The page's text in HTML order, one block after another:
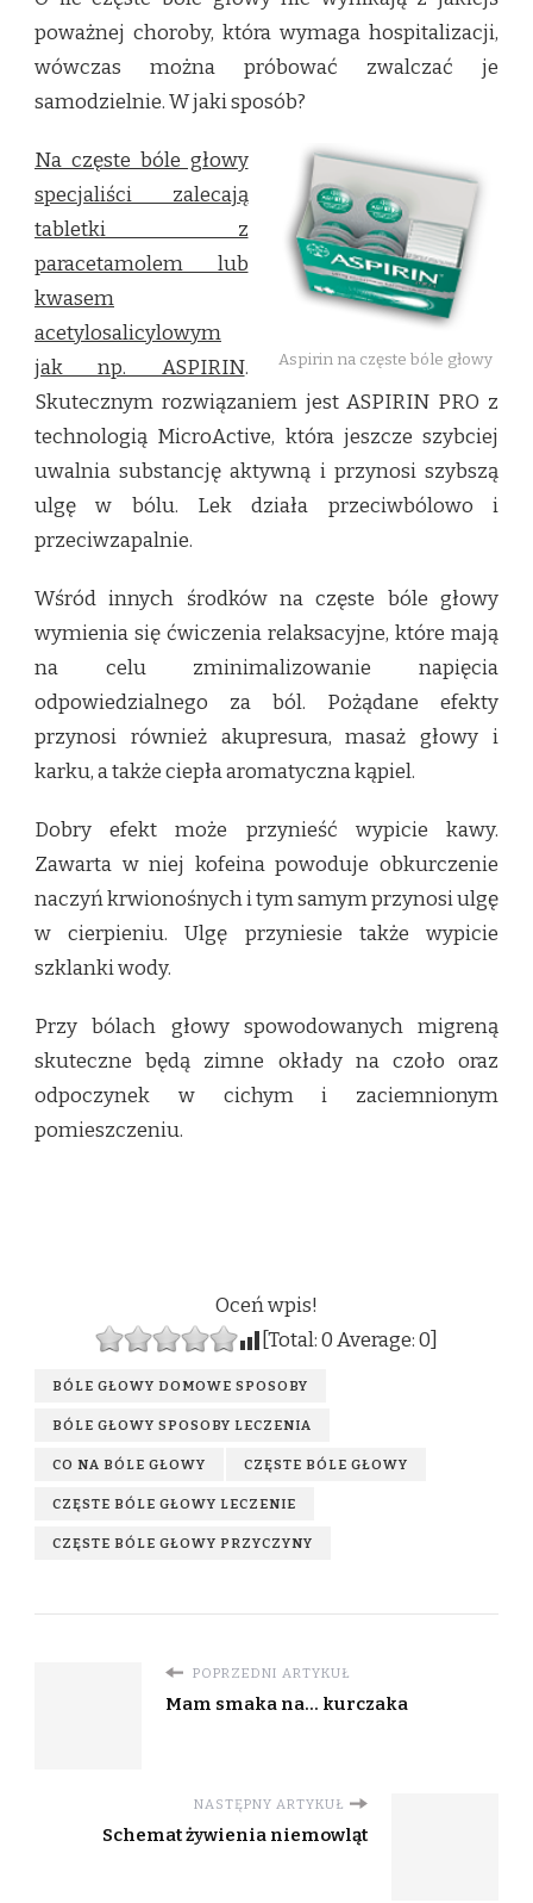
poważnej choroby, która wymaga hospitalizacji,
wówczas można próbować zwalczać je
samodzielnie. W jaki sposób?
Aspirin na częste bóle głowy
Na częste bóle głowy
specjaliści zalecają
tabletki z
paracetamolem lub
kwasem
acetylosalicylowym
jak np. ASPIRIN.
Skutecznym rozwiązaniem jest ASPIRIN PRO z
technologią MicroActive, która jeszcze szybciej
uwalnia substancję aktywną i przynosi szybszą
ulgę w bólu. Lek działa przeciwbólowo i
przeciwzapalnie.
Wśród innych środków na częste bóle głowy
wymienia się ćwiczenia relaksacyjne, które mają
na celu zminimalizowanie napięcia
odpowiedzialnego za ból. Pożądane efekty
przynosi również akupresura, masaż głowy i
karku, a także ciepła aromatyczna kąpiel.
Dobry efekt może przynieść wypicie kawy.
Zawarta w niej kofeina powoduje obkurczenie
naczyń krwionośnych i tym samym przynosi ulgę
w cierpieniu. Ulgę przyniesie także wypicie
szklanki wody.
Przy bólach głowy spowodowanych migreną
skuteczne będą zimne okłady na czoło oraz
odpoczynek w cichym i zaciemnionym
pomieszczeniu.
Oceń wpis!
[Total:0Average:0
BÓLE GŁOWY DOMOWE SPOSOBY
BÓLE GŁOWY SPOSOBY LECZENIA
CO NA BÓLE GŁOWY CZĘSTE BÓLE GŁOWY
CZĘSTE BÓLE GŁOWY LECZENIE
CZĘSTE BÓLE GŁOWY PRZYCZYNY
POPRZEDNI ARTYKUŁ
Mam smaka na... kurczaka
NASTĘPNY ARTYKUŁ
Schemat żywienia niemowląt